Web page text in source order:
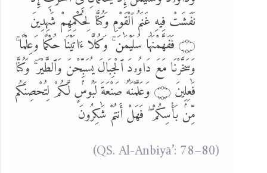
نَفَشَتْ فِيهِ غَنَمُ ٱلْقَوْمِ وَكُنَّا لِحُكْمِهِمْ شَٰهِدِينَ
۝ فَفَهَّمْنَٰهَا سُلَيْمَٰنَ ۚ وَكُلًّا ءَاتَيْنَا حُكْمًا وَعِلْمًا ۚ
وَسَخَّرْنَا مَعَ دَاوُۥدَ ٱلْجِبَالَ يُسَبِّحْنَ وَٱلطَّيْرَ ۚ وَكُنَّا
فَٰعِلِينَ ۝ وَعَلَّمْنَٰهُ صَنْعَةَ لَبُوسٍۢ لَّكُمْ لِتُحْصِنَكُم
مِّنۢ بَأْسِكُمْ ۖ فَهَلْ أَنتُمْ شَٰكِرُونَ
(QS. Al-Anbiyā’: 78–80)